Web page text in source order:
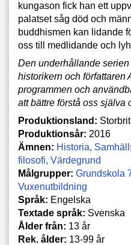
kungason fick han ett
palatset såg död och
buddhismen kan lidande
oss till medlidande och
Den underhållande
historikern och författaren
programmen och
att bättre förstå oss själva
Produktionsland:
Produktionsår: 2016
Ämnen: Historia
filosofi Värdegrund
Målgrupper: Grundskola
Vuxenutbildning
Språk: Engelska
Textade språk: Svenska
Ålder från: 13 år
Rek. ålder: 13-99 år